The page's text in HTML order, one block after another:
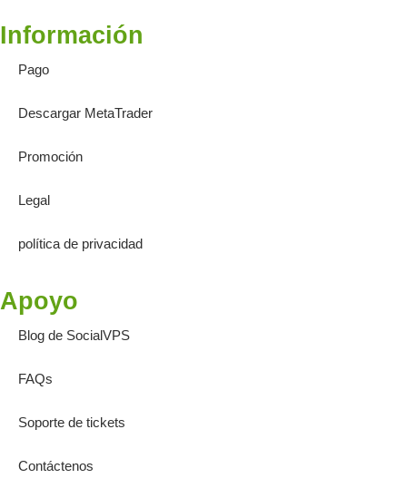
Información
Pago
Descargar MetaTrader
Promoción
Legal
política de privacidad
Apoyo
Blog de SocialVPS
FAQs
Soporte de tickets
Contáctenos